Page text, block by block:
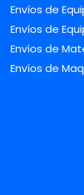
Envíos de
Envíos de
Envíos de
Envíos de